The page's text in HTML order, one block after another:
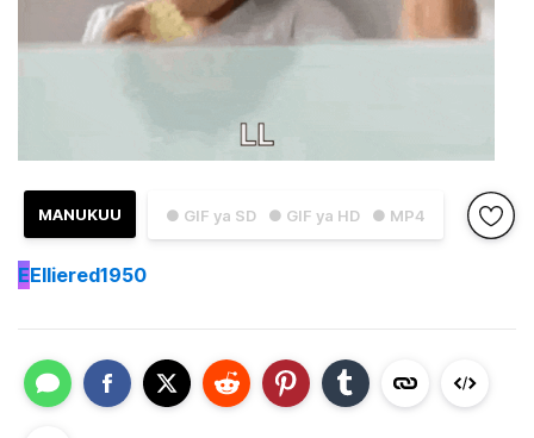
● GIF ya SD ● GIF ya HD ● MP4
MANUKUU
EElliered1950